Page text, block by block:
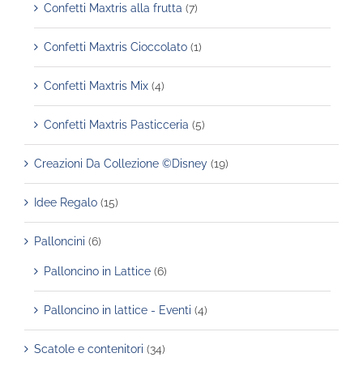
Confetti Maxtris alla frutta (7)
Confetti Maxtris Cioccolato (1)
Confetti Maxtris Mix (4)
Confetti Maxtris Pasticceria (5)
Creazioni Da Collezione ©Disney (19)
Idee Regalo (15)
Palloncini (6)
Palloncino in Lattice (6)
Palloncino in lattice - Eventi (4)
Scatole e contenitori (34)